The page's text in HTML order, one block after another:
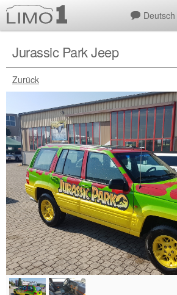
Deutsch
Jurassic Park Jeep
Zurück